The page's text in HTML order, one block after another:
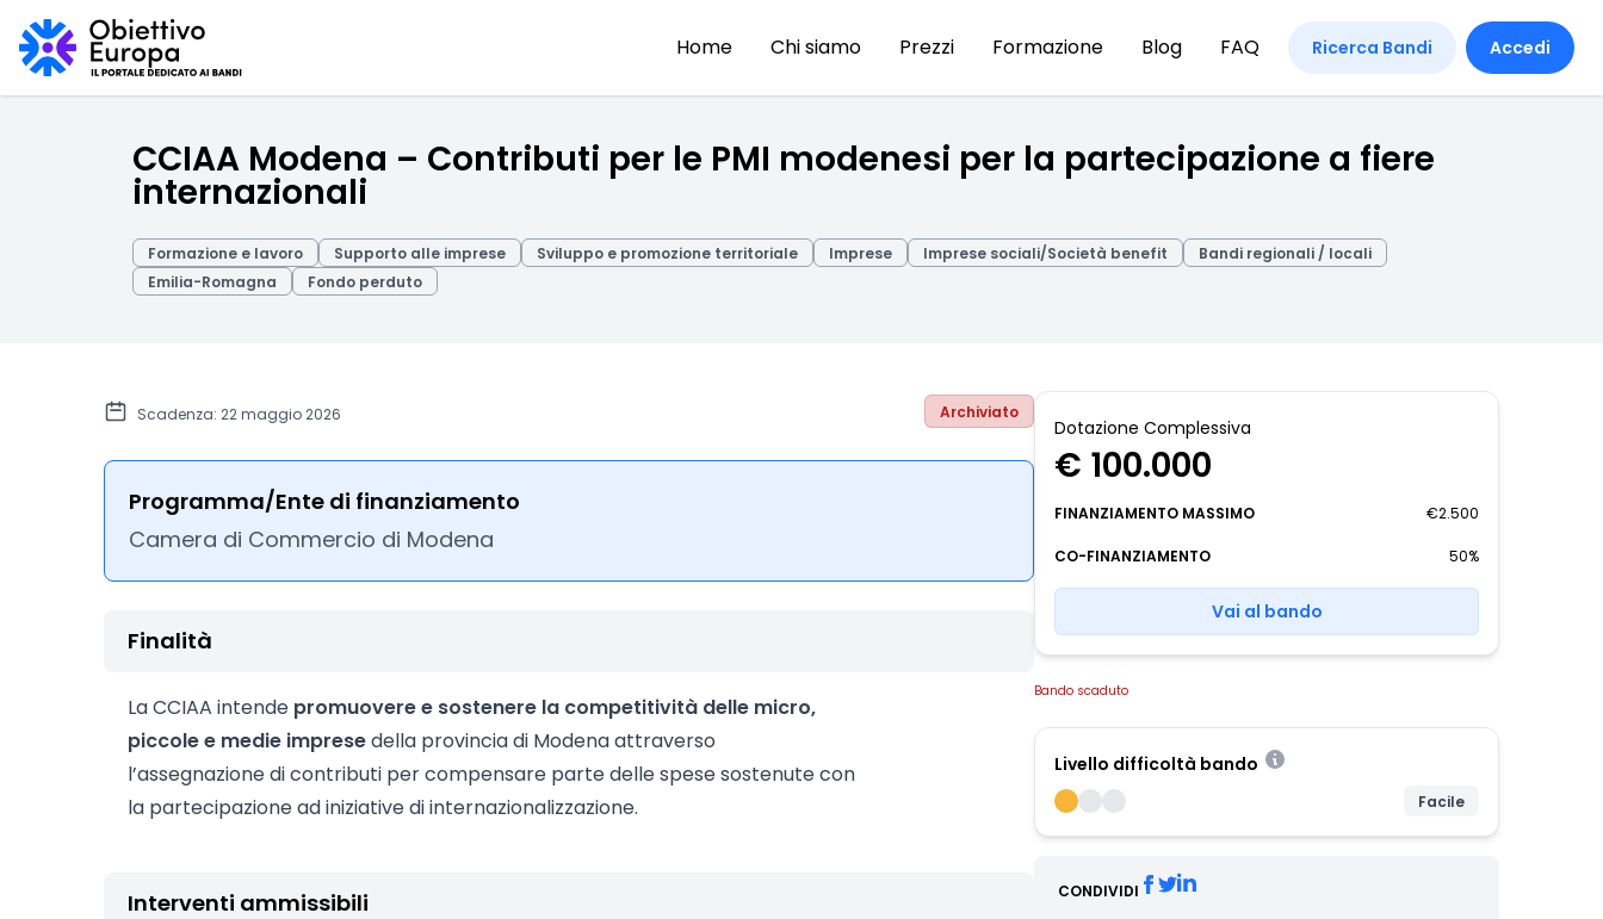
Home Chi siamo Prezzi Formazione Blog FAQ Ricerca Bandi Accedi
CCIAA Modena – Contributi per le PMI modenesi per la partecipazione a fiere
internazionali
Formazione e lavoro Supporto alle imprese Sviluppo e promozione territoriale Imprese Imprese sociali/Società benefit
Bandi regionali / locali
Emilia-Romagna
Fondo perduto
Scadenza: 22 maggio 2026 Archiviato
Programma/Ente di finanziamento
Camera di Commercio di Modena
Finalità
La CCIAA intende promuovere e sostenere la competitività delle micro,
piccole e medie impresedella provincia di Modena attraverso
l’assegnazione di contributi per compensare parte delle spese sostenute con
la partecipazione ad iniziative di internazionalizzazione.
Interventi ammissibili
Dotazione Complessiva
€ 100.000
FINANZIAMENTO MASSIMO €2.500
CO-FINANZIAMENTO 50%
Vai al bando
Bando scaduto
Livello difficoltà bando
Facile
CONDIVIDI